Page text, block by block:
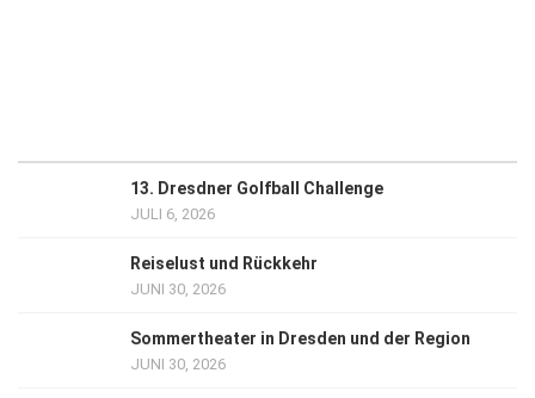
13. Dresdner Golfball Challenge
JULI 6, 2026
Reiselust und Rückkehr
JUNI 30, 2026
Sommertheater in Dresden und der Region
JUNI 30, 2026